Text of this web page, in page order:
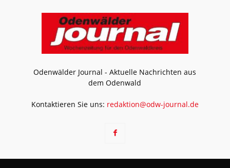
Odenwälder Journal - Aktuelle Nachrichten aus
dem Odenwald
Kontaktieren Sie uns: redaktion@odw-journal.de